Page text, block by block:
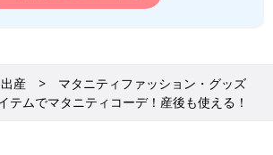
産
マタニティファッション・グッズ
テムでマタニティコーデ！産後も使える！